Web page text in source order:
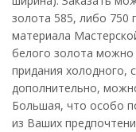
золота 585, либо 750
материала
белого золота
придания холодного,
дополнительно,
Большая, что особо
из Ваших